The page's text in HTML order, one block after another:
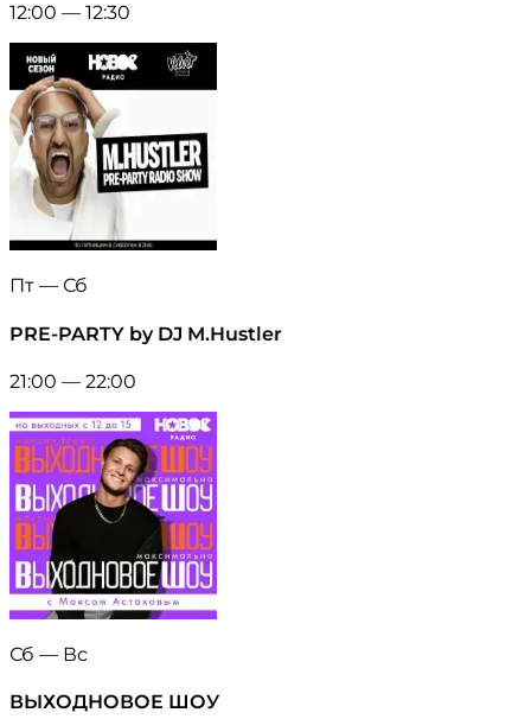
12:00 — 12:30
Пт — Сб
PRE-PARTY by DJ M.Hustler
21:00 — 22:00
Сб — Вс
ВЫХОДНОВОЕ ШОУ